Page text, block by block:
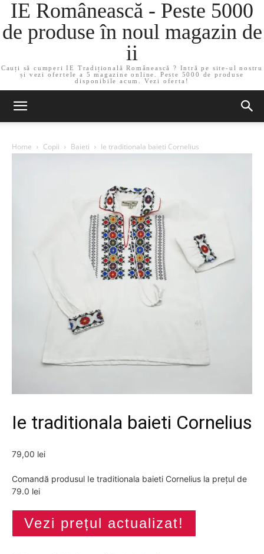
IE Românească - Peste 5000
de produse în noul magazin de
ii
Cauți să cumperi IE Tradițională Românească ? Intră pe site-ul nostru
și vezi ofertele a 5 magazine online. Peste 5000 de produse
disponibile acum. Vezi oferta!
Home Copii Baieti Ie traditionala baieti Cornelius
Ie traditionala baieti Cornelius
79,00 lei
Comandă produsul Ie traditionala baieti Cornelius la prețul de
79.0 lei
Vezi prețul actualizat!